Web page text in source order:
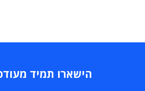
הישארו תמיד